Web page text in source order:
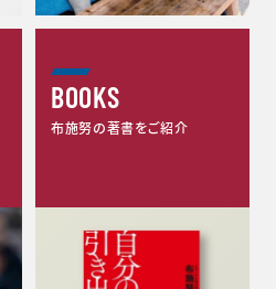
BOOKS
布施努の著書をご紹介